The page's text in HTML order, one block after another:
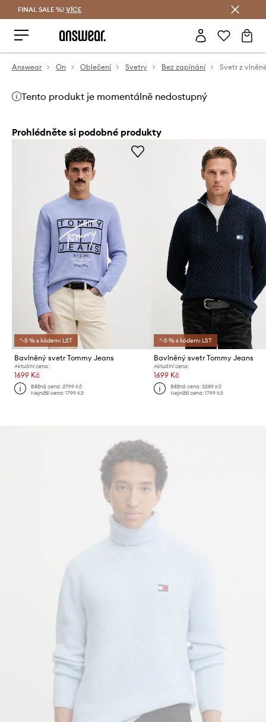
FINAL SALE %! VÍCE
Answear On Oblečení Svetry Bez zapínání Svetr z
Tento produkt je momentálně nedostupný
Prohlédněte si podobné produkty
*-5 % s kódem: LST
Bavlněný svetr Tommy Jeans
Aktuální cena:
1699 Kč
Běžná cena:2799 Kč
Nejnižší cena:1799 Kč
*-5 % s kódem: LST
Bavlněný svetr Tommy Jeans
Aktuální cena:
1699 Kč
Běžná cena: 3289 Kč
Nejnižší cena: 1799 Kč